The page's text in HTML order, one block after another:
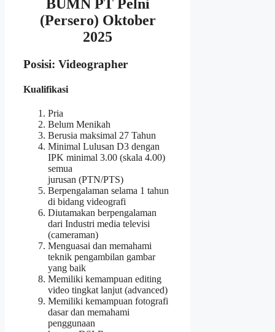
BUMN PT Pelni
(Persero) Oktober
2025
Posisi: Videographer
Kualifikasi
Pria
Belum Menikah
Berusia maksimal 27 Tahun
Minimal Lulusan D3 dengan
IPK minimal 3.00 (skala 4.00)
semua
jurusan (PTN/PTS)
Berpengalaman selama 1 tahun
di bidang videografi
Diutamakan berpengalaman
dari Industri media televisi
(cameraman)
Menguasai dan memahami
teknik pengambilan gambar
yang baik
Memiliki kemampuan editing
video tingkat lanjut (advanced)
Memiliki kemampuan fotografi
dasar dan memahami
penggunaan